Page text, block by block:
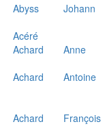
Abyss
Johann
Acéré
Achard
Anne
Achard
Antoine
Achard
François